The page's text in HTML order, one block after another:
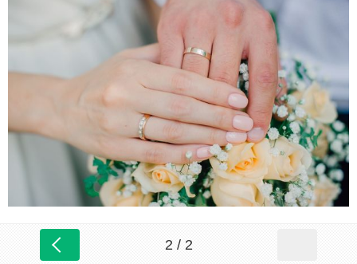
2 / 2